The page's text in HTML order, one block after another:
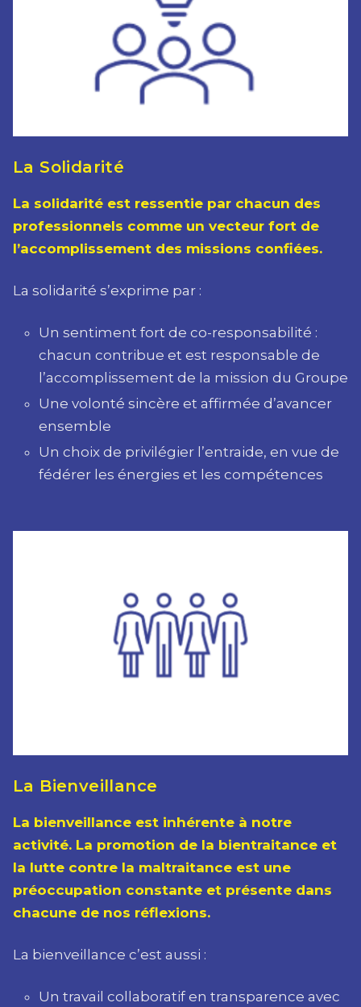
La Solidarité
La solidarité est ressentie par chacun des
professionnels comme un vecteur fort de
l’accomplissement des missions confiées.
La solidarité s’exprime par :
Un sentiment fort de co-responsabilité :
chacun contribue et est responsable de
l’accomplissement de la mission du Groupe
Une volonté sincère et affirmée d’avancer
ensemble
Un choix de privilégier l’entraide, en vue de
fédérer les énergies et les compétences
La Bienveillance
La bienveillance est inhérente à notre
activité. La promotion de la bientraitance et
la lutte contre la maltraitance est une
préoccupation constante et présente dans
chacune de nos réflexions.
La bienveillance c’est aussi :
Un travail collaboratif en transparence avec